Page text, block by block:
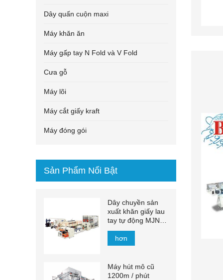
Dây quấn cuộn maxi
Máy khăn ăn
Máy gấp tay N Fold và V Fold
Cưa gỗ
Máy lõi
Máy cắt giấy kraft
Máy đóng gói
Sản Phẩm Nổi Bật
Dây chuyền sản
xuất khăn giấy lau
tay tự động MJN-
PL
hơn
Máy hút mô cũ
1200m / phút